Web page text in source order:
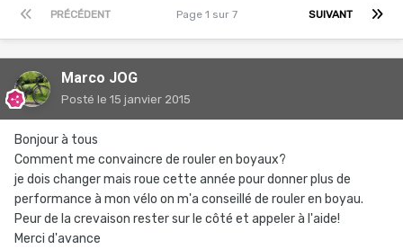
PRÉCÉDENT SUIVANT
Page 1 sur 7
Marco JOG
Posté le 15 janvier 2015
Bonjour à tous
Comment me convaincre de rouler en boyaux?
je dois changer mais roue cette année pour donner plus de
performance à mon vélo on m'a conseillé de rouler en boyau.
Peur de la crevaison rester sur le côté et appeler à l'aide!
Merci d'avance